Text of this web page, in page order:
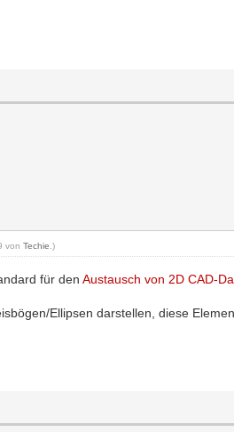
vonTechie .)
für denAustausch von 2D CAD-
Ellipsen darstellen, diese